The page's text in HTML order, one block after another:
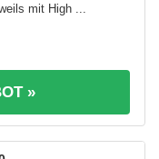
mit High ...
»